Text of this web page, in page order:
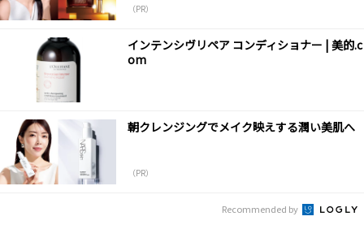
（PR）
インテンシヴリペア コンディショナー | 美的.c
om
朝クレンジングでメイク映えする潤い美肌へ
（PR）
Recommended by